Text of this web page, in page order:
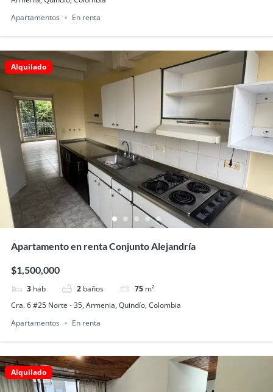
Apartamentos
En renta
Alquilado
Apartamento en renta Conjunto Alejandría
$1,500,000
3 hab 2 baños 75 m²
Cra. 6 #25 Norte - 35, Armenia, Quindío, Colombia
Apartamentos
En renta
Alquilado